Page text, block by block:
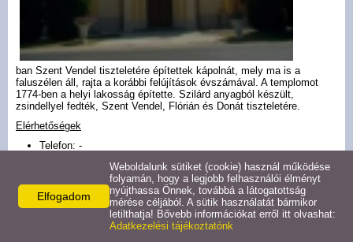
Híres szülöttek
Művészek
Látnivalók
Múzeumok
Műemlékek
ban Szent Vendel tiszteletére építettek kápolnát, mely ma is a
faluszélen áll, rajta a korábbi felújítások évszámával. A templomot
1774-ben a helyi lakosság építette. Szilárd anyagból készült,
zsindellyel fedték, Szent Vendel, Flórián és Donát tiszteletére.
Elérhetőségek
Telefon: -
Honlap: -
Elfogadom
Weboldalunk sütiket (cookie) használ működése
folyamán, hogy a legjobb felhasználói élményt
nyújthassa Önnek, továbbá a látogatottság
mérése céljából. A sütik használatát bármikor
letilthatja! Bővebb információkat erről itt olvashat:
Adatkezelési tájékoztatónk